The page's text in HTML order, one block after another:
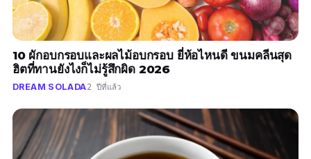
10 ผักอบกรอบและผลไม้อบกรอบ ยี่ห้อไหนดี ขนมคลีนสุด
ฮิตที่ทานยังไงก็ไม่รู้สึกผิด 2026
DREAM SOLADA2 ปีที่แล้ว